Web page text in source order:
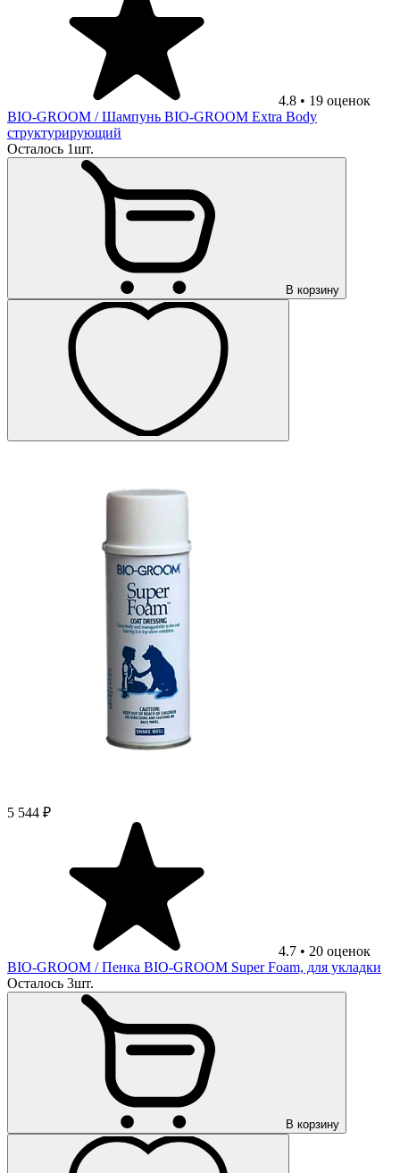
4.8 • 19 оценок
BIO-GROOM / Шампунь BIO-GROOM Extra Body
структурирующий
Осталось 1шт.
В корзину
5 544 ₽
4.7 • 20 оценок
BIO-GROOM / Пенка BIO-GROOM Super Foam, для укладки
Осталось 3шт.
В корзину